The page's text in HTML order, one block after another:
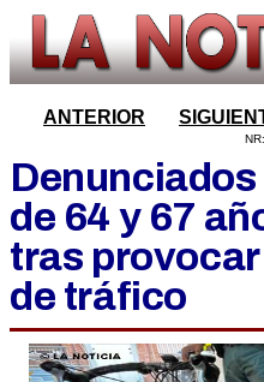
ANTERIOR
de 64 y 67
tras
de tráfico